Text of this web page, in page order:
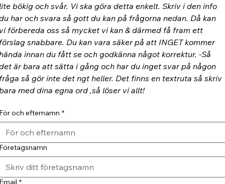
bökig och svår. Vi ska göra detta enkelt. Skriv i den info
har och svara så gott du kan på frågorna nedan. Då kan
förbereda oss så mycket vi kan & därmed få fram ett
snabbare. Du kan vara säker på att INGET kommer
innan du fått se och godkänna något korrektur. -Så
är bara att sätta i gång och har du inget svar på någon
så gör inte det ngt heller. Det finns en textruta så skriv
med dina egna ord ,så löser vi allt!
och efternamn *
*